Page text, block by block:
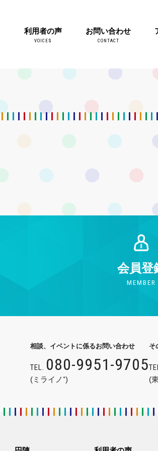
利用者の声
VOICES
お問い合わせ
CONTACT
会員登
MEMBER
相談、イベントに係るお問い合わせ
TEL. 080-9951-9705
(ミライノ⁺)
そ
(